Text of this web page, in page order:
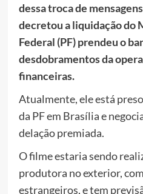
dessa troca de
decretou a liquidação do
Federal (PF) prendeu o
desdobramentos da
financeiras.
Atualmente, ele está
da PF em Brasília e
delação premiada.
O filme estaria sendo
produtora no exterior,
estrangeiros, e tem